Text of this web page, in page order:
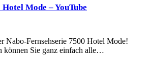
Mode – YouTube
Nabo-Fernsehserie 7500 Hotel Mode!
können Sie ganz einfach alle…